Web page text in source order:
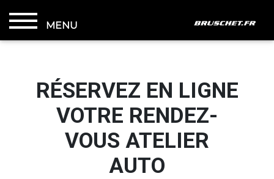
MENU
RÉSERVEZ EN LIGNE
VOTRE RENDEZ-
VOUS ATELIER
AUTO